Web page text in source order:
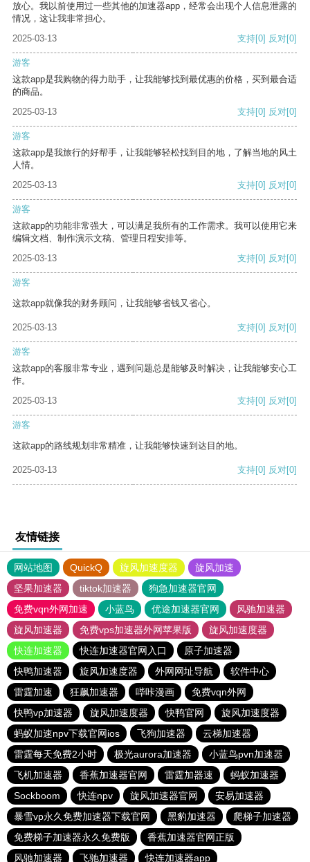
放心。我以前使用过一些其他的加速器app，经常会出现个人信息泄露的
情况，这让我非常担心。
2025-03-13
支持[0] 反对[0]
游客
这款app是我购物的得力助手，让我能够找到最优惠的价格，买到最合适
的商品。
2025-03-13
支持[0] 反对[0]
游客
这款app是我旅行的好帮手，让我能够轻松找到目的地，了解当地的风土
人情。
2025-03-13
支持[0] 反对[0]
游客
这款app的功能非常强大，可以满足我所有的工作需求。我可以使用它来
编辑文档、制作演示文稿、管理日程安排等。
2025-03-13
支持[0] 反对[0]
游客
这款app就像我的财务顾问，让我能够省钱又省心。
2025-03-13 支持[0] 反对[0]
游客
这款app的客服非常专业，遇到问题总是能够及时解决，让我能够安心工
作。
2025-03-13
支持[0] 反对[0]
游客
这款app的路线规划非常精准，让我能够快速到达目的地。
2025-03-13 支持[0] 反对[0]
友情链接
网站地图 QuickQ 旋风加速度器
旋风加速
坚果加速器
tiktok加速器
狗急加速器官网
免费vqn外网加速
小蓝鸟 优途加速器官网
风驰加速器
旋风加速器
免费vps加速器外网苹果版
旋风加速度器
快连加速器
快连加速器官网入口
原子加速器
快鸭加速器
旋风加速度器 外网网址导航
软件中心
雷霆加速
狂飙加速器 哔咔漫画
免费vqn外网
快鸭vp加速器
旋风加速度器 快鸭官网
旋风加速度器
蚂蚁加速npv下载官网ios
飞狗加速器
云梯加速器
雷霆每天免费2小时
极光aurora加速器
小蓝鸟pvn加速器
飞机加速器
香蕉加速器官网 雷霆加器速
蚂蚁加速器
Sockboom
快连npv 旋风加速器官网
安易加速器
暴雪vp永久免费加速器下载官网
黑豹加速器
爬梯子加速器
免费梯子加速器永久免费版
香蕉加速器官网正版
风驰加速器
飞驰加速器 快连加速器app